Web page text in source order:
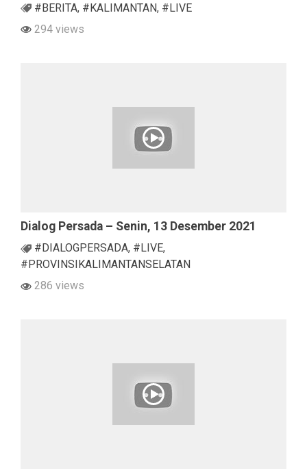
#BERITA, #KALIMANTAN, #LIVE
294 views
Dialog Persada – Senin, 13 Desember 2021
#DIALOGPERSADA, #LIVE,
#PROVINSIKALIMANTANSELATAN
286 views